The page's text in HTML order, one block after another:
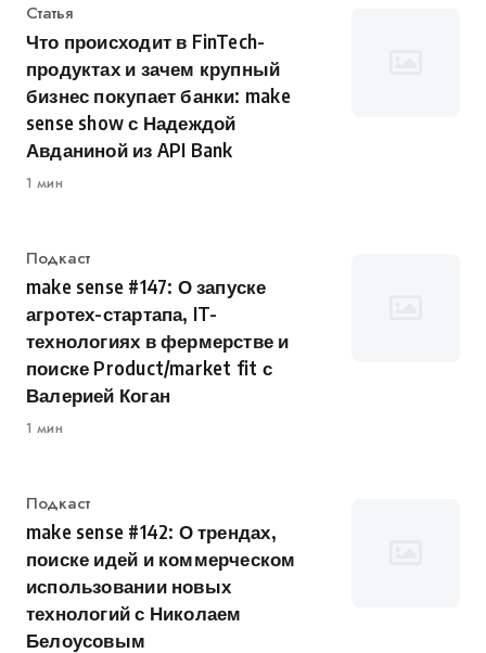
Категория
Статья
Что происходит в FinTech-
продуктах и зачем крупный
бизнес покупает банки: make
sense show с Надеждой
Авданиной из API Bank
1 мин
Категория
Подкаст
make sense #147: О запуске
агротех-стартапа, IT-
технологиях в фермерстве и
поиске Product/market fit с
Валерией Коган
1 мин
Категория
Подкаст
make sense #142: О трендах,
поиске идей и коммерческом
использовании новых
технологий с Николаем
Белоусовым